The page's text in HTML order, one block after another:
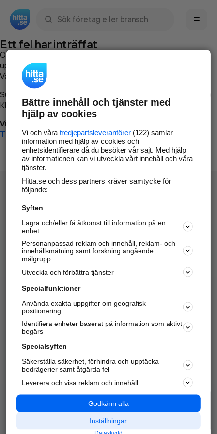
Ett fel har inträffat
Om du vill kan du
uppstod så att vi lättare och snabbare kan avhjälpa det.
Vänligen försök med följande:
Surfa till
Klicka påTillbaka-knappen i webbläsaren och försök igen
Vi beklagar besväret!
Till startsidan
Hitta.se - Gratis nummerupplysning.
Sök företag, personer och platser.
Hitta telefonnummer, adresser, företagsinfo mm.
Marknadsför företaget
Kom igång och annonsera mot
samarbetspartners nära dig.
Alla kategorier
Populära sökningar
API & Kartor
Annonsera
Integritet
Nödnummer
Bättre innehåll och tjänster med
hjälp av cookies
Vi och våra tredjepartsleverantörer(122) samlar
information med hjälp av cookies och
enhetsidentifierare då du besöker vår sajt. Med hjälp
av informationen kan vi utveckla vårt innehåll och våra
tjänster.
Hitta.se och dess partners kräver samtycke för
följande:
Syften
Lagra och/eller få åtkomst till information på en
enhet
Personanpassad reklam och innehåll, reklam- och
innehållsmätning samt forskning angående
målgrupp
Utveckla och förbättra tjänster
Specialfunktioner
Använda exakta uppgifter om geografisk
positionering
Identifiera enheter baserat på information som aktivt
begärs
Specialsyften
Säkerställa säkerhet, förhindra och upptäcka
bedrägerier samt åtgärda fel
Leverera och visa reklam och innehåll
Godkänn alla
Inställningar
Dataskydd